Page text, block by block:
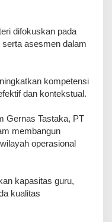
difokuskan pada
asesmen dalam
kompetensi
dan kontekstual.
Gernas Tastaka, PT
membangun
operasional
kapasitas guru,
kualitas